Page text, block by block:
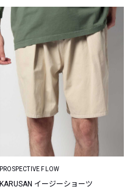
PROSPECTIVE FLOW
KARUSAN イージーショーツ